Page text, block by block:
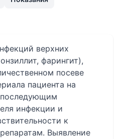
верхних
фарингит),
посеве
пациента на
последующим
инфекции и
к
Выявление